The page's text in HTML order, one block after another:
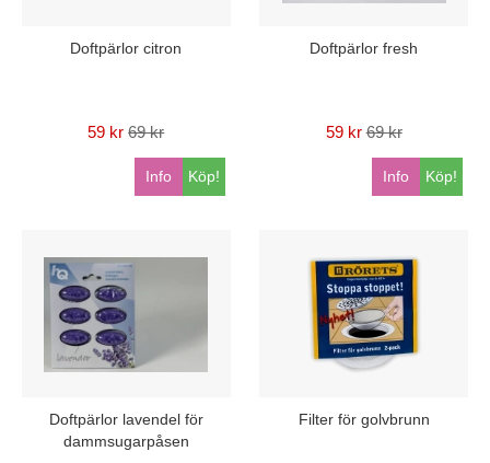
Doftpärlor citron
59 kr 69 kr
Köp!
Info
Doftpärlor fresh
59 kr 69 kr
Köp!
Info
Doftpärlor lavendel för
dammsugarpåsen
Filter för golvbrunn